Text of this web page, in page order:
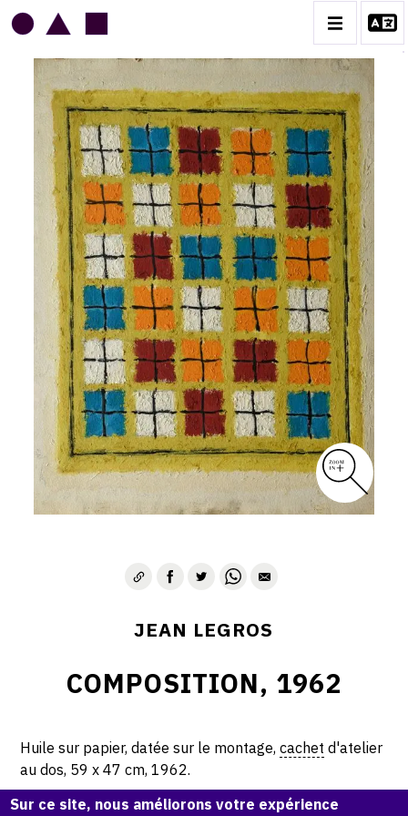
JEAN LEGROS
BIOGRAPHIE
CATALOGUE DES OEUVRES
GRUES DE BEAUBOURG
OEUVRES ANCIENNES
RONDS MUSICAUX
TOILES À BANDES
TÔLES ÉMAILLÉES
CONTACT
JEAN LEGROS
COMPOSITION, 1962
Huile sur papier, datée sur le montage,cachet d'atelier
au dos, 59 x 47 cm, 1962.
Sur ce site, nous améliorons votre expérience